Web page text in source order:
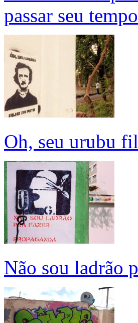
passar seu
Oh, seu urubu
Não sou ladrão